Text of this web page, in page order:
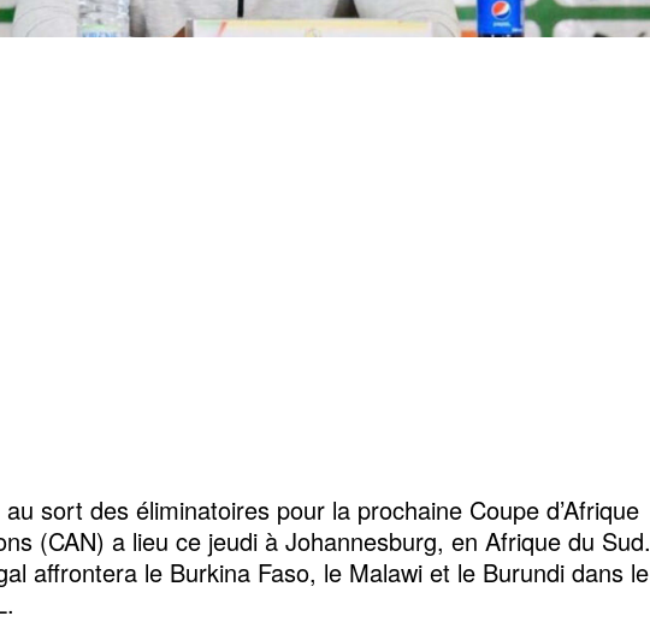
sort des éliminatoires pour la prochaine Coupe d’Afrique
(CAN) a lieu ce jeudi à Johannesburg, en Afrique du Sud.
affrontera le Burkina Faso, le Malawi et le Burundi dans le